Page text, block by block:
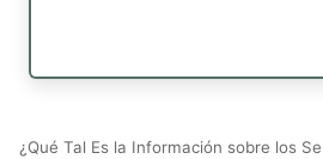
¿Qué Tal Es la Información sobre los